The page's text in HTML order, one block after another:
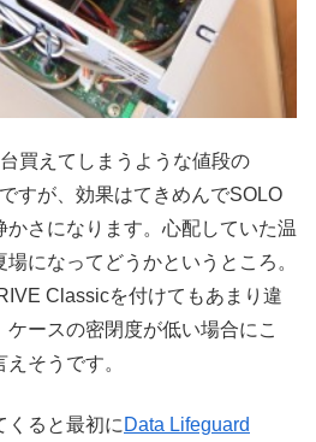
買えてしまうような値段の
すが、効果はてきめんでSOLO
かさになります。心配していた温
になってどうかというところ。
Classicを付けてもあまり違
ースの密閉度が低い場合にこ
そうです。
くると最初に Data Lifeguard